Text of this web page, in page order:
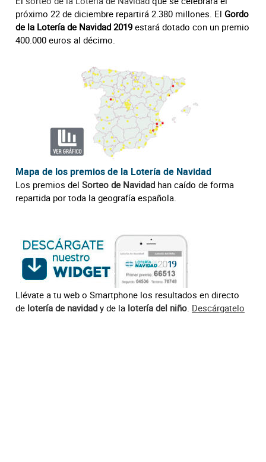
próximo 22 de diciembre repartirá 2.380 millones. ElGordo
de la Lotería de Navidad 2019 estará dotado con un premio
400.000 euros al décimo.
Mapa de los premios de la Lotería de Navidad
Los premios delSorteo de Navidad han caído de forma
repartida por toda la geografía española.
Llévate a tu web o Smartphone los resultados en directo
de lotería de navidad y de la lotería del niño Descárgatelo